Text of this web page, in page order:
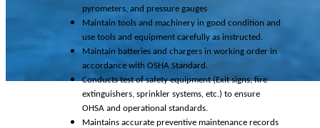
pyrometers, and pressure gauges
Maintain tools and machinery in good condition and
use tools and equipment carefully as instructed.
Maintain batteries and chargers in working order in
accordance with OSHA Standard.
Conducts test of safety equipment (Exit signs, fire
extinguishers, sprinkler systems, etc.) to ensure
OHSA and operational standards.
Maintains accurate preventive maintenance records